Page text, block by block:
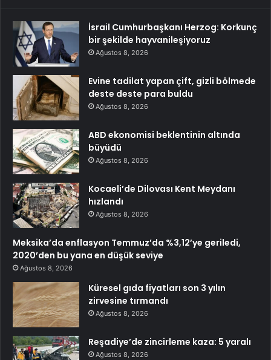
İsrail Cumhurbaşkanı Herzog: Korkunç
bir şekilde hayvanileşiyoruz
Ağustos 8, 2026
Evine tadilat yapan çift, gizli bölmede
deste deste para buldu
Ağustos 8, 2026
ABD ekonomisi beklentinin altında
büyüdü
Ağustos 8, 2026
Kocaeli’de Dilovası Kent Meydanı
hızlandı
Ağustos 8, 2026
Meksika’da enflasyon Temmuz’da %3,12’ye geriledi,
2020’den bu yana en düşük seviye
Ağustos 8, 2026
Küresel gıda fiyatları son 3 yılın
zirvesine tırmandı
Ağustos 8, 2026
Reşadiye’de zincirleme kaza: 5 yaralı
Ağustos 8, 2026